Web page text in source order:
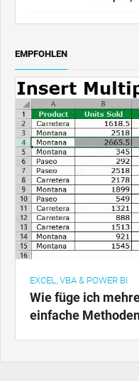
EMPFOHLEN
EXCEL, VBA & POWER BI
Wie füge ich
einfache